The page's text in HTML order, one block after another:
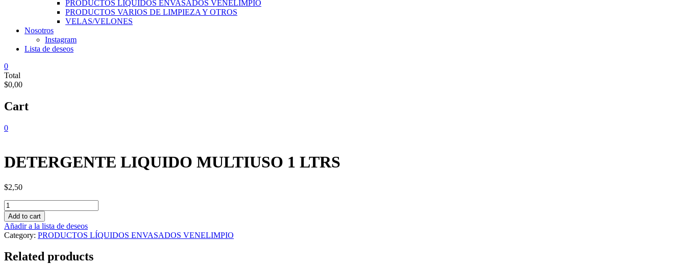
PRODUCTOS LÍQUIDOS ENVASADOS VENELIMPIO
PRODUCTOS VARIOS DE LIMPIEZA Y OTROS
VELAS/VELONES
Nosotros
Instagram
Lista de deseos
0
Total
$0,00
Cart
0
DETERGENTE LIQUIDO MULTIUSO 1 LTRS
$2,50
DETERGENTE
LIQUIDO
MULTIUSO
1
LTRS
quantity
Add to cart
Añadir a la lista de deseos
Category: PRODUCTOS LÍQUIDOS ENVASADOS VENELIMPIO
Related products